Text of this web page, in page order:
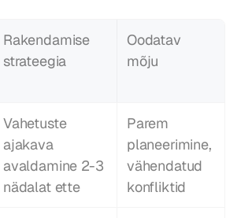
Rakendamise
strateegia
Oodatav
mõju
Vahetuste
ajakava
avaldamine 2-3
nädalat ette
Parem
planeerimine,
vähendatud
konfliktid